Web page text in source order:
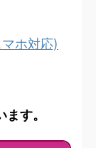
ホ対応)
す。